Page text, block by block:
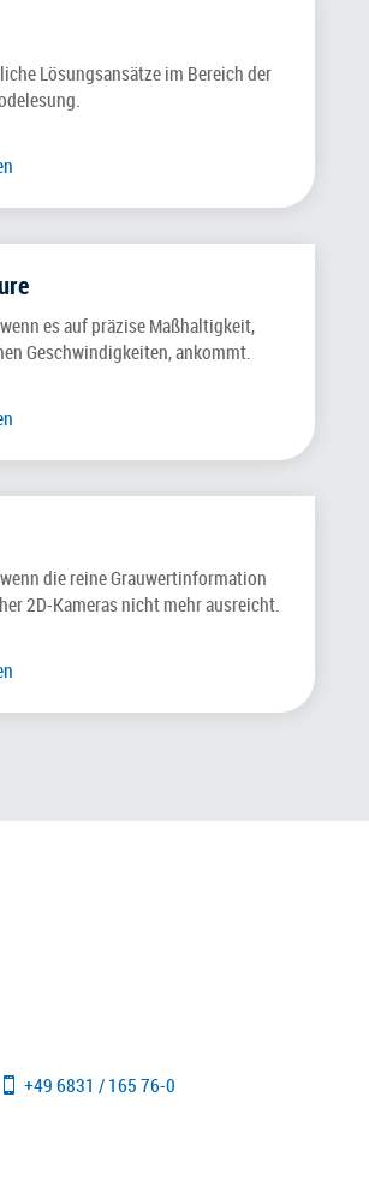
Lösungsansätze im Bereich der
es auf präzise Maßhaltigkeit,
Geschwindigkeiten, ankommt.
die reine Grauwertinformation
2D-Kameras nicht mehr ausreicht.
+49 6831 / 165 76-0